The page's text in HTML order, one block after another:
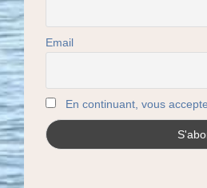
Email
En continuant, vous